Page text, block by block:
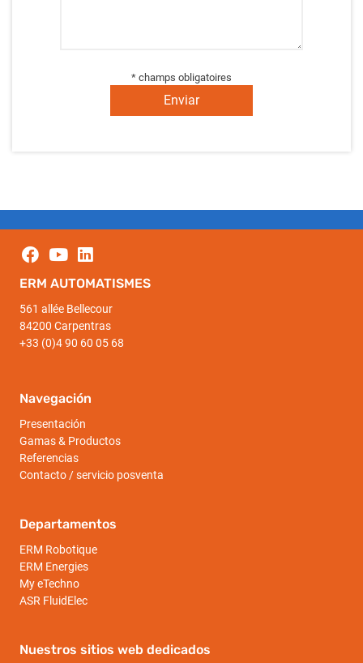
* champs obligatoires
Enviar
ERM AUTOMATISMES
561 allée Bellecour
84200 Carpentras
+33 (0)4 90 60 05 68
Navegación
Presentación
Gamas & Productos
Referencias
Contacto / servicio posventa
Departamentos
ERM Robotique
ERM Energies
My eTechno
ASR FluidElec
Nuestros sitios web dedicados